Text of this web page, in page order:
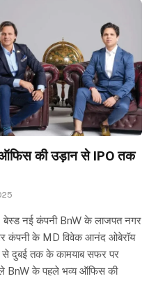
की उड़ान से IPO तक
बेस्ड नई कंपनी BnW के लाजपत नगर
कंपनी के MD विवेक आनंद ओबेरॉय
से दुबई तक के कामयाब सफर पर
BnW के पहले भव्य ऑफिस की